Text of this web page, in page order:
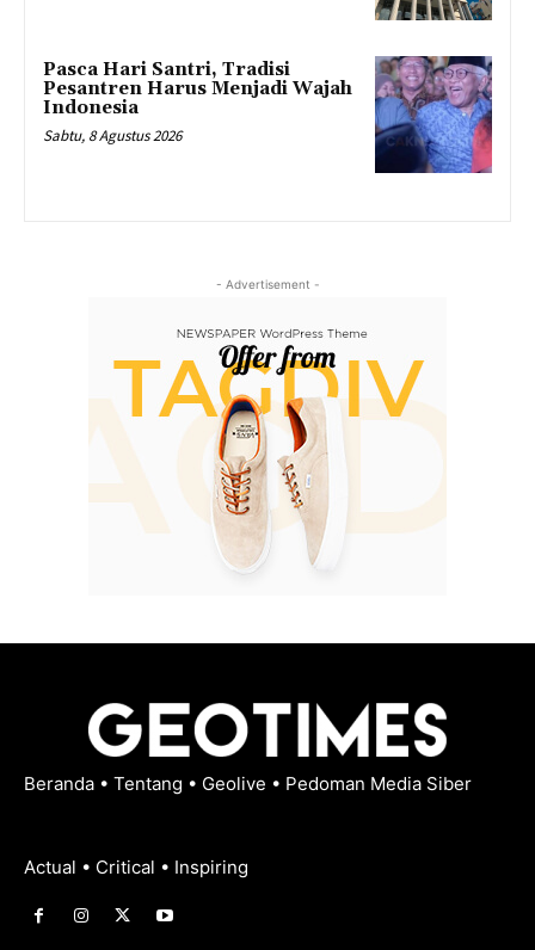
Pasca Hari Santri, Tradisi
Pesantren Harus Menjadi Wajah
Indonesia
Sabtu, 8 Agustus 2026
- Advertisement -
Beranda • Tentang • Geolive • Pedoman Media Siber
Actual • Critical • Inspiring